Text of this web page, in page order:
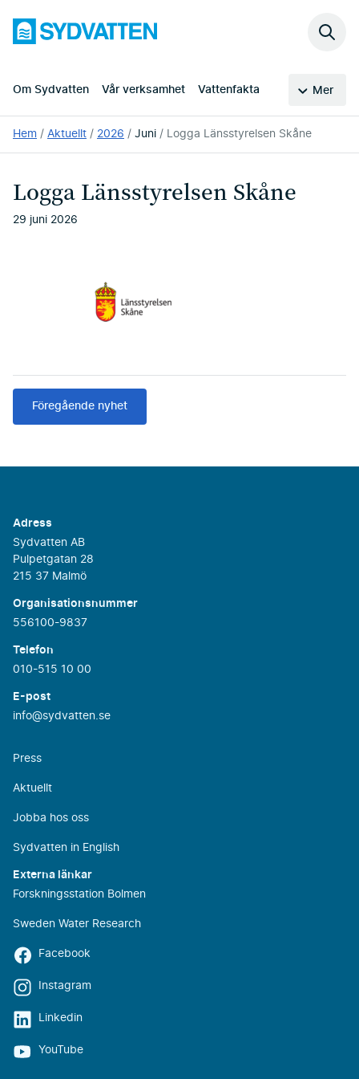
huvudinnehållet
Sydvatten
Om Sydvatten Vår verksamhet Vattenfakta Mer
Sök
Du
är
Hem Aktuellt 2026 Juni Logga Länsstyrelsen Skåne
Logga Länsstyrelsen Skåne
29 juni 2026
Föregående nyhet
Adress
Sydvatten AB
Pulpetgatan 28
215 37 Malmö
Organisationsnummer
556100-9837
Telefon
010-515 10 00
E-post
info@sydvatten.se
Press
Aktuellt
Jobba hos oss
Sydvatten in English
Externa länkar
Forskningsstation Bolmen
Sweden Water Research
Facebook
Instagram
Linkedin
YouTube